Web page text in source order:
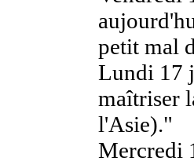
petit mal
Lundi 17
maîtriser
l'Asie)."
Mercredi